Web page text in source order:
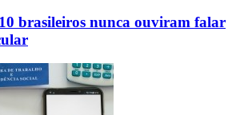
brasileiros nunca ouviram falar